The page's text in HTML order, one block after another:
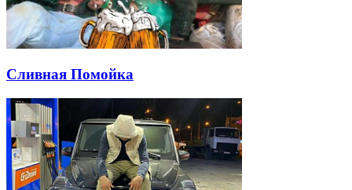
Сливная Помойка